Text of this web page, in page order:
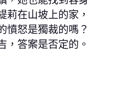
莉在山坡上的家，
憤怒是獨裁的嗎？
，答案是否定的。